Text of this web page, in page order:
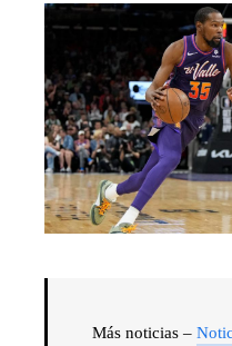
Más noticias –